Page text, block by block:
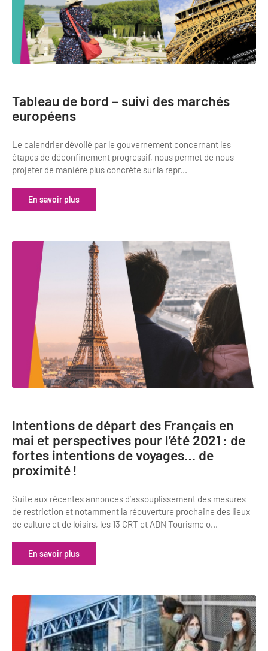
Tableau de bord – suivi des marchés
européens
Le calendrier dévoilé par le gouvernement concernant les
étapes de déconfinement progressif, nous permet de nous
projeter de manière plus concrète sur la repr...
En savoir plus
Intentions de départ des Français en
mai et perspectives pour l’été 2021 : de
fortes intentions de voyages… de
proximité !
Suite aux récentes annonces d’assouplissement des mesures
de restriction et notamment la réouverture prochaine des lieux
de culture et de loisirs, les 13 CRT et ADN Tourisme o...
En savoir plus